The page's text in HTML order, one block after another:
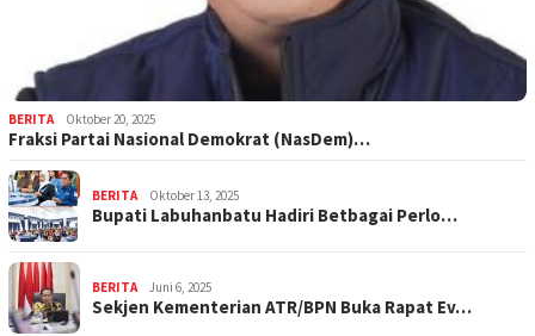
BERITA Oktober 20, 2025
Fraksi Partai Nasional Demokrat (NasDem)…
BERITA Oktober 13, 2025
Bupati Labuhanbatu Hadiri Betbagai Perlo…
BERITA Juni 6, 2025
Sekjen Kementerian ATR/BPN Buka Rapat Ev…